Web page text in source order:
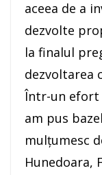
aceea de a
dezvolte
la finalul
dezvoltarea
Într-un efort
am pus
mulțumesc
Hunedoara,